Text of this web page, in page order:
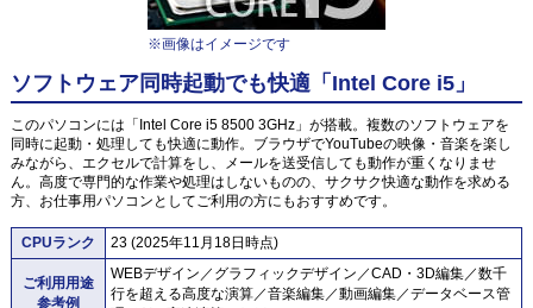
※画像はイメージです
ソフトウェア同時起動でも快適「Intel Core i5」
このパソコンには「Intel Core i5 8500 3GHz」が搭載。複数のソフトウェアを
同時に起動・処理しても快適に動作。ブラウザでYouTubeの映像・音楽を楽し
みながら、エクセルで計算をし、メールを送受信しても動作が重くなりませ
ん。高度で専門的な作業や処理はしないものの、サクサク快適な動作を求める
方、お仕事用パソコンとしてご利用の方にもおすすめです。
CPUランク 23 (2025年11月18日時点)
ご利用用途
参考例
WEBデザイン／グラフィックデザイン／CAD・3D編集／数千
行を超える高度な演算／音楽編集／動画編集／データベース管